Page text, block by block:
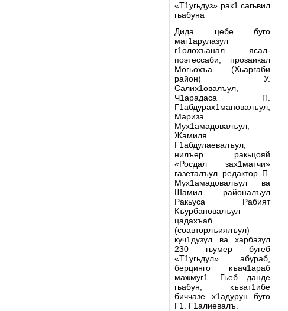
«Т1угьдуз» рак1 сагьвил
гьабуна
Дида цебе буго
маг1арулазул
г1олохъанал ясал-
поэтессаби, прозаикал
Могьохъа (Хьаргаби
район) У.
Салих1овалъул,
Ч1арадаса П.
Г1абдурах1мановалъул,
Мариза
Мух1амадовалъул,
Жамиля
Г1абдулаевалъул,
нилъер ракьцояй
«Росдал зах1матчи»
газеталъул редактор П.
Мух1амадовалъул ва
Шамил районалъул
Ракьуса Рабият
Къурбановалъул
цадахъаб
(соавторлъиялъул)
куч1дузул ва харбазул
230 гьумер бугеб
«Т1угьдул» абураб,
берцинго къач1араб
мажмуг1. Гьеб данде
гьабун, къват1ибе
биччазе х1адурун буго
Г1. Г1алиевалъ.